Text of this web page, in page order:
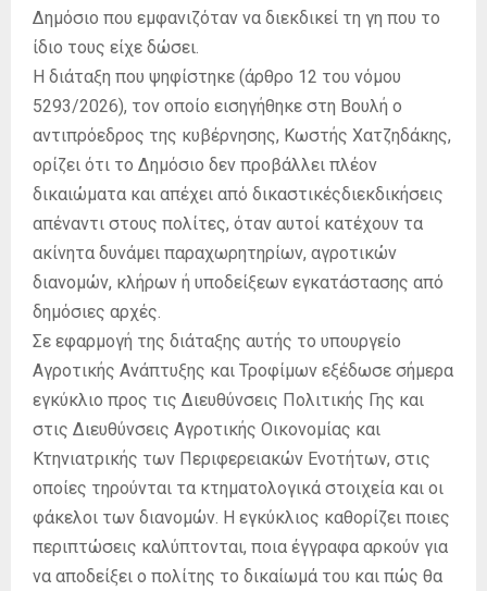
Δημόσιο που εμφανιζόταν να διεκδικεί τη γη που το
ίδιο τους είχε δώσει.
Η διάταξη που ψηφίστηκε (άρθρο 12 του νόμου
5293/2026), τον οποίο εισηγήθηκε στη Βουλή ο
αντιπρόεδρος της κυβέρνησης, Κωστής Χατζηδάκης,
ορίζει ότι το Δημόσιο δεν προβάλλει πλέον
δικαιώματα και απέχει από δικαστικέςδιεκδικήσεις
απέναντι στους πολίτες, όταν αυτοί κατέχουν τα
ακίνητα δυνάμει παραχωρητηρίων, αγροτικών
διανομών, κλήρων ή υποδείξεων εγκατάστασης από
δημόσιες αρχές.
Σε εφαρμογή της διάταξης αυτής το υπουργείο
Αγροτικής Ανάπτυξης και Τροφίμων εξέδωσε σήμερα
εγκύκλιο προς τις Διευθύνσεις Πολιτικής Γης και
στις Διευθύνσεις Αγροτικής Οικονομίας και
Κτηνιατρικής των Περιφερειακών Ενοτήτων, στις
οποίες τηρούνται τα κτηματολογικά στοιχεία και οι
φάκελοι των διανομών. Η εγκύκλιος καθορίζει ποιες
περιπτώσεις καλύπτονται, ποια έγγραφα αρκούν για
να αποδείξει ο πολίτης το δικαίωμά του και πώς θα